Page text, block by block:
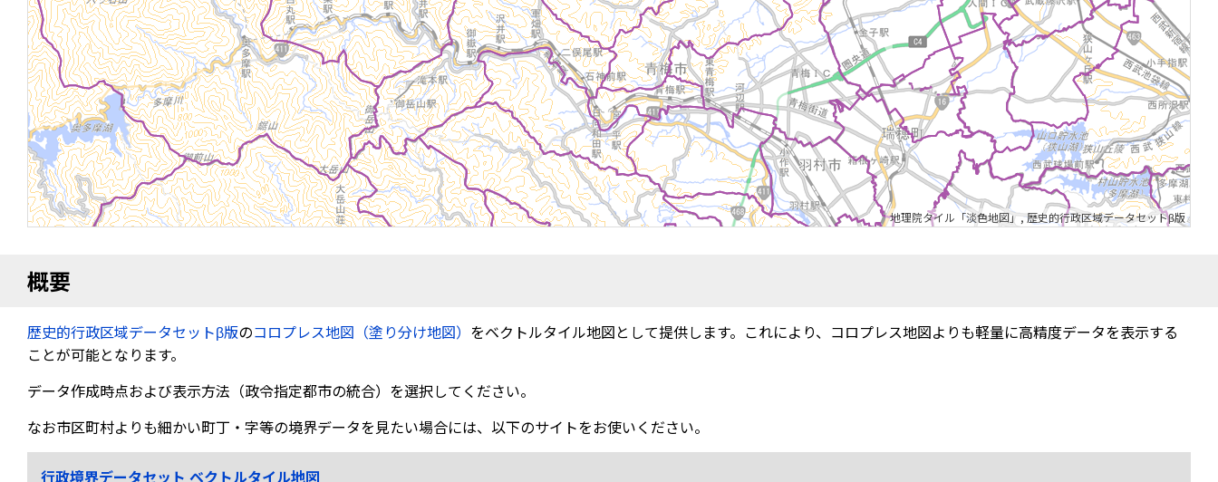
地理院タイル「淡色地図」,歴史的行政区域データセットβ版
概要
歴史的行政区域データセットβ版のコロプレス地図（塗り分け地図） をベクトルタイル地図として提供します。これにより、コロプレス地図よりも軽量に高精度データを表示する
ことが可能となります。
データ作成時点および表示方法（政令指定都市の統合）を選択してください。
なお市区町村よりも細かい町丁・字等の境界データを見たい場合には、以下のサイトをお使いください。
行政境界データセット ベクトルタイル地図